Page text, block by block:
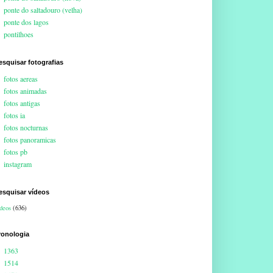
ponte do saltadouro (velha)
ponte dos lagos
pontilhoes
fotografias
fotos aereas
fotos animadas
fotos antigas
fotos ia
fotos nocturnas
fotos panoramicas
fotos pb
instagram
vídeos
(636)
1363
1514